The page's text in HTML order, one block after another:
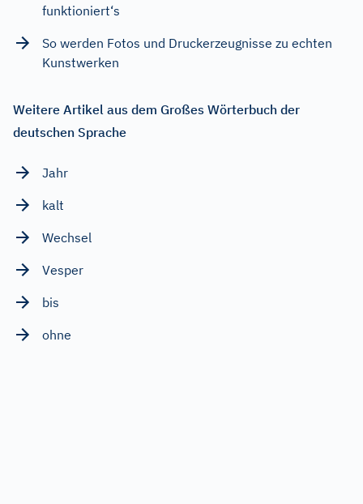
funktioniert‘s
So werden Fotos und Druckerzeugnisse zu echten
Kunstwerken
Weitere Artikel aus dem Großes Wörterbuch der
deutschen Sprache
Jahr
kalt
Wechsel
Vesper
bis
ohne